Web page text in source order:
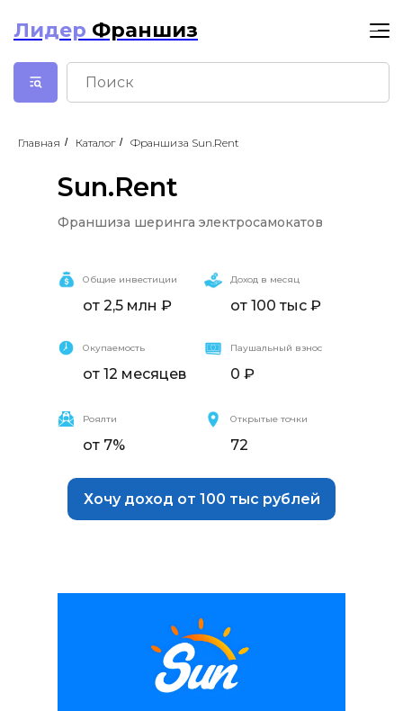
Лидер Франшиз
Главная / Каталог / Франшиза Sun.Rent
Франшиза шеринга электросамокатов
Общие инвестиции
от 2,5 млн ₽
Окупаемость
от 12 месяцев
Доход в месяц
от 100 тыс ₽
Открытые точки
72
Роялти
от 7%
Паушальный взнос
0 ₽
Хочу доход от 100 тыс рублей
Sun.Rent